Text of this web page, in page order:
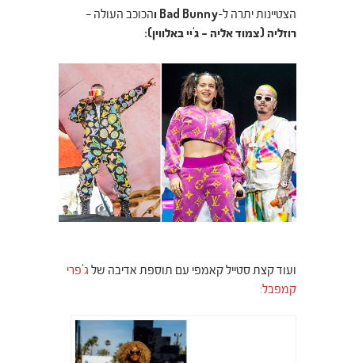
הצטיינות יתרה ל-Bad Bunny ו הכוכב העולה –
רוזליה (צמוד אליה – ג'יי באלווין):
ועוד קצת סטייל קאמפי עם תוספת אדיבה של ג'פרי
קמפבל: